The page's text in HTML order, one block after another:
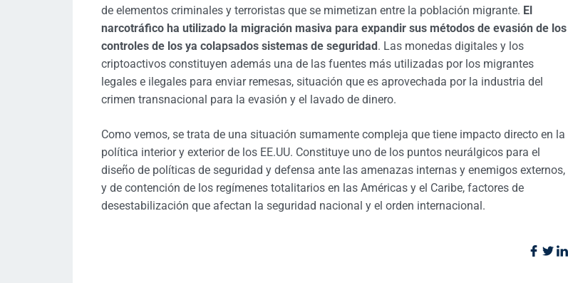
de elementos criminales y terroristas que se mimetizan entre la población migrante. El
narcotráfico ha utilizado la migración masiva para expandir sus métodos de evasión de los
controles de los ya colapsados sistemas de seguridad. Las monedas digitales y los
criptoactivos constituyen además una de las fuentes más utilizadas por los migrantes
legales e ilegales para enviar remesas, situación que es aprovechada por la industria del
crimen transnacional para la evasión y el lavado de dinero.
Como vemos, se trata de una situación sumamente compleja que tiene impacto directo en la
política interior y exterior de los EE.UU. Constituye uno de los puntos neurálgicos para el
diseño de políticas de seguridad y defensa ante las amenazas internas y enemigos externos,
y de contención de los regímenes totalitarios en las Américas y el Caribe, factores de
desestabilización que afectan la seguridad nacional y el orden internacional.